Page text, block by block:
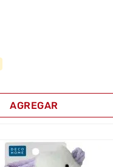
AGREGAR